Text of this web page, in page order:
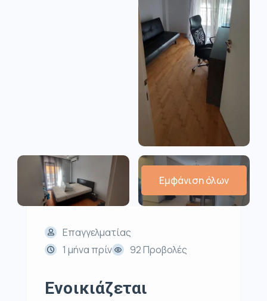
Εμφάνιση όλων
Επαγγελματίας
1 μήνα πρίν
92 Προβολές
Ενοικιάζεται